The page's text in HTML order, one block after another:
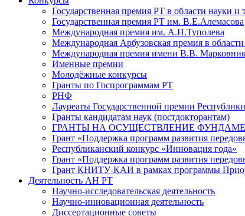
Государственная премия РТ в области науки и
Государственная премия РТ им. В.Е.Алемасова
Международная премия им. А.Н.Туполева
Международная Арбузовская премия в
Международная премия имени В.В.
Именные премии
Молодёжные конкурсы
Гранты по Госпрограммам РТ
РНФ
Лауреаты Государственной премии
Гранты кандидатам наук (постдокторантам)
ГРАНТЫ НА ОСУЩЕСТВЛЕНИЕ
Грант «Поддержка программ развития
Республиканский конкурс «Инновация года»
Грант «Поддержка программ развития
Грант КНИТУ-КАИ в рамках программы
Деятельность АН РТ
Научно-исследовательская деятельность
Научно-инновационная деятельность
Диссертационные советы